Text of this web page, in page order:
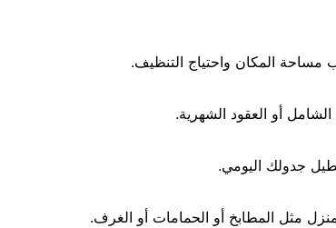
المكان واحتياج التنظيف.
أو العقود الشهرية.
جدولك اليومي.
مثل المطابخ أو الحمامات أو الغرف.